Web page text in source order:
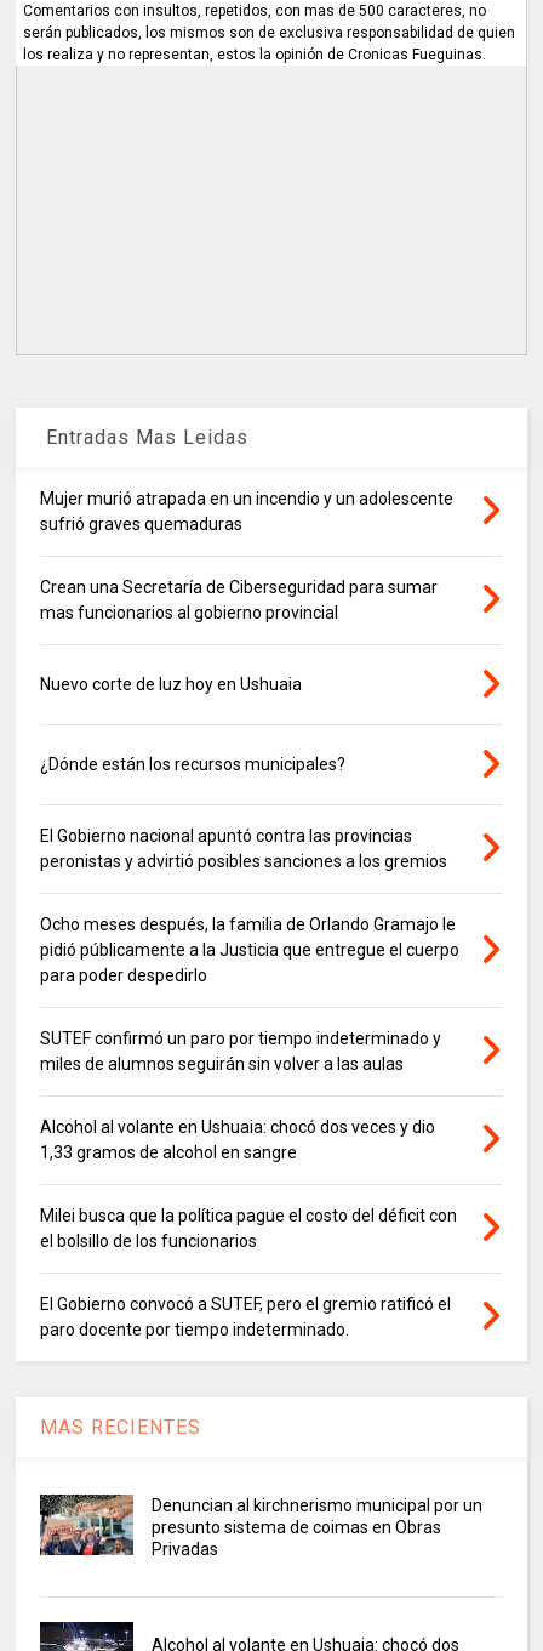
Comentarios con insultos, repetidos, con mas de 500 caracteres, no
serán publicados, los mismos son de exclusiva responsabilidad de quien
los realiza y no representan, estos la opinión de Cronicas Fueguinas.
Entradas Mas Leidas
Mujer murió atrapada en un incendio y un adolescente
sufrió graves quemaduras
Crean una Secretaría de Ciberseguridad para sumar
mas funcionarios al gobierno provincial
Nuevo corte de luz hoy en Ushuaia
¿Dónde están los recursos municipales?
El Gobierno nacional apuntó contra las provincias
peronistas y advirtió posibles sanciones a los gremios
Ocho meses después, la familia de Orlando Gramajo le
pidió públicamente a la Justicia que entregue el cuerpo
para poder despedirlo
SUTEF confirmó un paro por tiempo indeterminado y
miles de alumnos seguirán sin volver a las aulas
Alcohol al volante en Ushuaia: chocó dos veces y dio
1,33 gramos de alcohol en sangre
Milei busca que la política pague el costo del déficit con
el bolsillo de los funcionarios
El Gobierno convocó a SUTEF, pero el gremio ratificó el
paro docente por tiempo indeterminado.
MAS RECIENTES
Denuncian al kirchnerismo municipal por un
presunto sistema de coimas en Obras
Privadas
Alcohol al volante en Ushuaia: chocó dos